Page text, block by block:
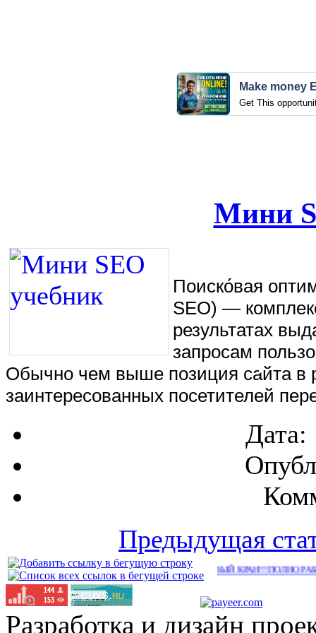
Make money
Get This
Мини
Поиско́вая
SEO) —
результатах
запросам
Обычно чем выше позиция сайта в
заинтересованных посетителей
Дата:
Предыдущая
НОВЫЙ КРАН!!!ПОЛНО РАБОТЫ!!!(269)
Разработка и дизайн